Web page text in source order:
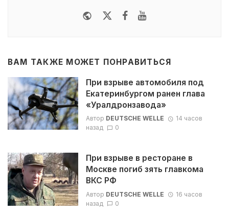
WebsiteTwitterFacebook
ВАМ ТАКЖЕ МОЖЕТ ПОНРАВИТЬСЯ
При взрыве автомобиля под
Екатеринбургом ранен глава
«Уралдронзавода»
Автор DEUTSCHE WELLE
14 часов
назад
0
При взрыве в ресторане в
Москве погиб зять главкома
ВКС РФ
Автор DEUTSCHE WELLE
16 часов
назад
0